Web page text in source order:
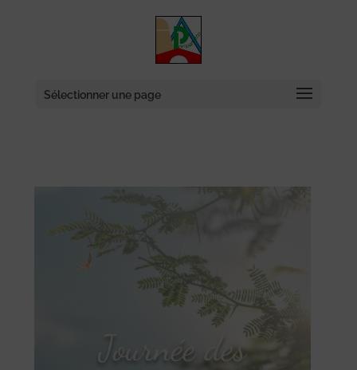
Sélectionner une page
Journée des